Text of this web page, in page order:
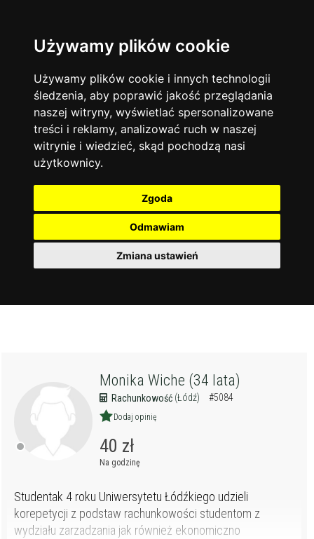
Używamy plików cookie
Używamy plików cookie i innych technologii
śledzenia, aby poprawić jakość przeglądania
naszej witryny, wyświetlać spersonalizowane
treści i reklamy, analizować ruch w naszej
witrynie i wiedzieć, skąd pochodzą nasi
użytkownicy.
Zgoda
Odmawiam
Zmiana ustawień
Język angielski 13744
Matematyka 12928
Chemia 4886
Język niemiecki 4307
Język polski 3426
Fizyka
Język francuski
Warszawa
Korepetycje
Online
14837
Kraków 7753
Wrocław
Łódź 3513
Gdańsk 2075
Monika Wiche (34 lata)
Rachunkowość (Łódź) #5084
Dodaj opinię
40 zł
Na godzinę
Studentak 4 roku Uniwersytetu Łódźkiego udzieli
korepetycji z podstaw rachunkowości studentom z
wydziału zarzadzania jak również ekonomiczno